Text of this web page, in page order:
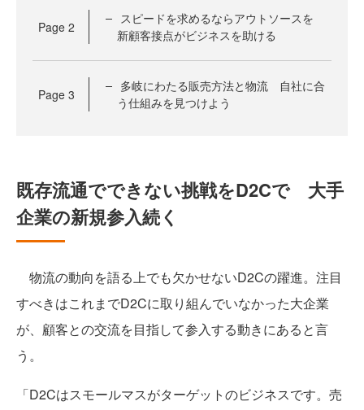
Page 2
スピードを求めるならアウトソースを
新顧客接点がビジネスを助ける
Page 3
多岐にわたる販売方法と物流 自社に合
う仕組みを見つけよう
既存流通でできない挑戦をD2Cで 大手
企業の新規参入続く
物流の動向を語る上でも欠かせないD2Cの躍進。注目
すべきはこれまでD2Cに取り組んでいなかった大企業
が、顧客との交流を目指して参入する動きにあると言
う。
「D2Cはスモールマスがターゲットのビジネスです。売